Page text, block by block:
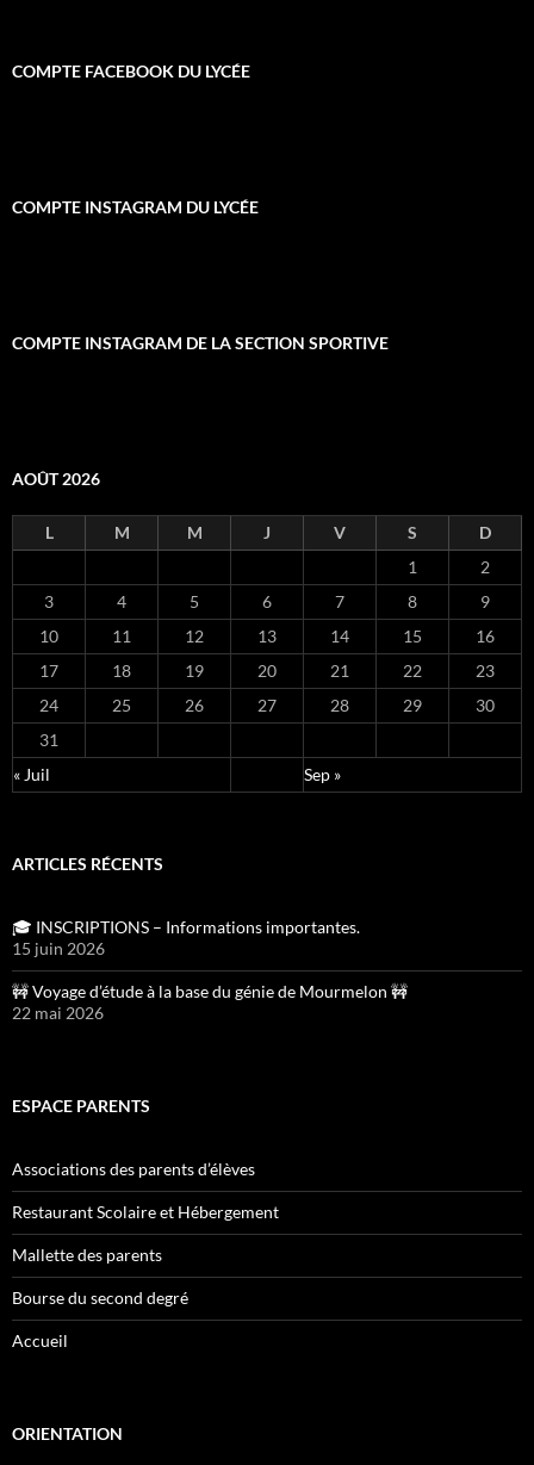
COMPTE FACEBOOK DU LYCÉE
COMPTE INSTAGRAM DU LYCÉE
COMPTE INSTAGRAM DE LA SECTION SPORTIVE
AOÛT 2026
L M M J V S
D
1
2
3
4 5 6 7 8
9
10
11 12 13 14 15
16
17
18 19 20 21 22
23
24
25 26 27 28 29
30
31
« Juil
Sep »
ARTICLES RÉCENTS
🎓 INSCRIPTIONS – Informations importantes.
15 juin 2026
🚧 Voyage d’étude à la base du génie de Mourmelon 🚧
22 mai 2026
ESPACE PARENTS
Associations des parents d’élèves
Restaurant Scolaire et Hébergement
Mallette des parents
Bourse du second degré
Accueil
ORIENTATION